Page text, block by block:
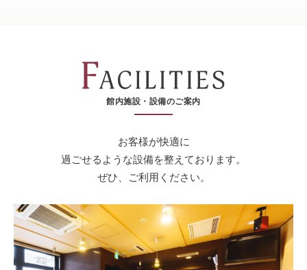
館内施設・設備のご案内
お客様が快適に
過ごせるような設備を整えております。
ぜひ、ご利用ください。